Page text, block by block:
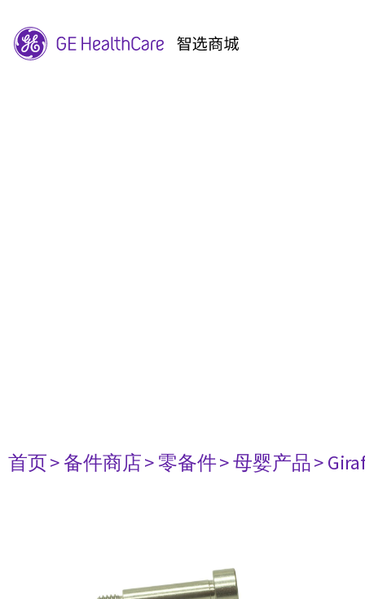
首页> 备件商店> 零备件> 母婴产品>